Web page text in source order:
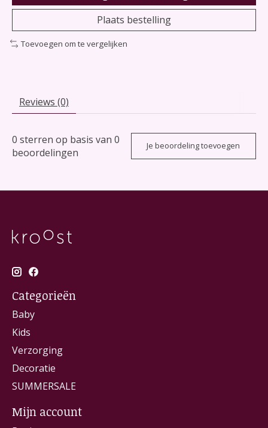
Plaats bestelling
Toevoegen om te vergelijken
Reviews (0)
0 sterren op basis van 0
beoordelingen
Je beoordeling toevoegen
Categorieën
Baby
Kids
Verzorging
Decoratie
SUMMERSALE
Mijn account